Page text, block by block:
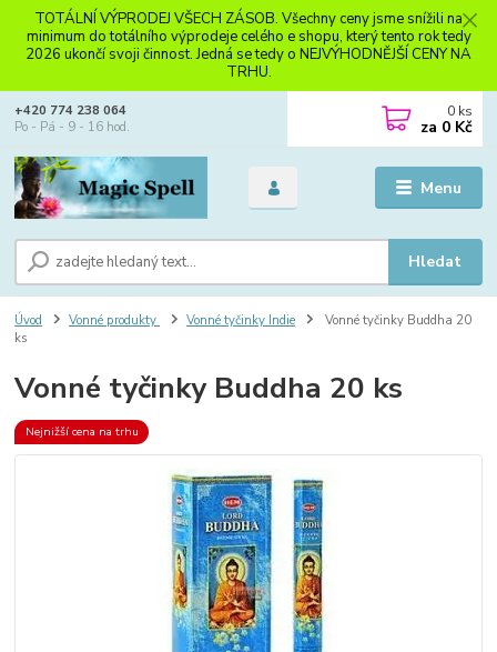
TOTÁLNÍ VÝPRODEJ VŠECH ZÁSOB. Všechny ceny jsme snížili na
minimum do totálního výprodeje celého e shopu, který tento rok tedy
2026 ukončí svoji činnost. Jedná se tedy o NEJVÝHODNĚJŠÍ CENY NA
TRHU.
Menu
Hledat
+420 774 238 064
Po - Pá - 9 - 16 hod.
0 ks
za 0 Kč
Úvod Vonné produkty Vonné tyčinky Indie
Vonné tyčinky Buddha 20
ks
Vonné tyčinky Buddha 20 ks
Nejnižší cena na trhu